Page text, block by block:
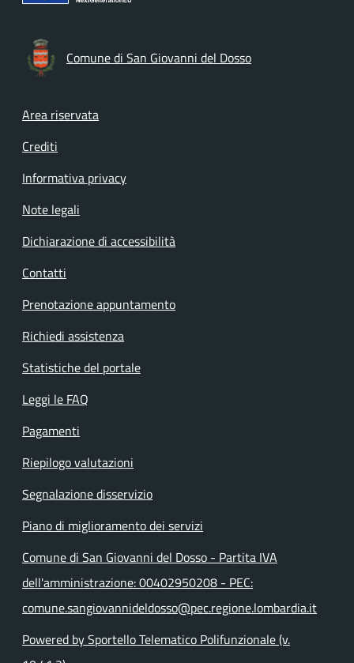
Comune di San Giovanni del Dosso
Footer menu
Area riservata
Crediti
Informativa privacy
Note legali
Dichiarazione di accessibilità
Contatti
Prenotazione appuntamento
Richiedi assistenza
Statistiche del portale
Leggi le FAQ
Pagamenti
Riepilogo valutazioni
Segnalazione disservizio
Piano di miglioramento dei servizi
Comune di San Giovanni del Dosso - Partita IVA
dell'amministrazione: 00402950208 - PEC:
comune.sangiovannideldosso@pec.regione.lombardia.it
Powered by Sportello Telematico Polifunzionale (v.